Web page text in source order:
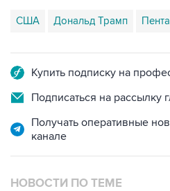
США Дональд Трамп
Купить подписку на
Подписаться на рассылку
Получать оперативные
канале
НОВОСТИ ПО ТЕМЕ